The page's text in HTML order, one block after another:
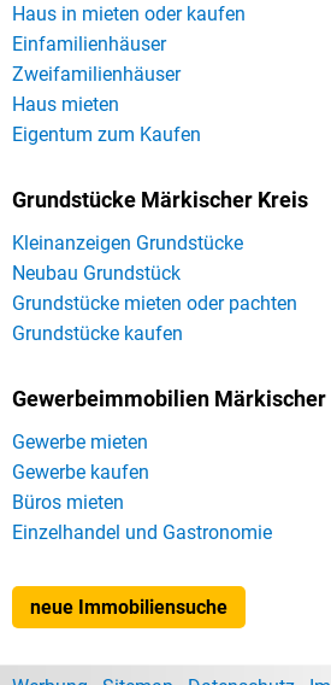
Haus in mieten oder kaufen
Einfamilienhäuser
Zweifamilienhäuser
Haus mieten
Eigentum zum Kaufen
Grundstücke Märkischer Kreis
Kleinanzeigen Grundstücke
Neubau Grundstück
Grundstücke mieten oder pachten
Grundstücke kaufen
Gewerbeimmobilien Märkischer
Gewerbe mieten
Gewerbe kaufen
Büros mieten
Einzelhandel und Gastronomie
neue Immobiliensuche